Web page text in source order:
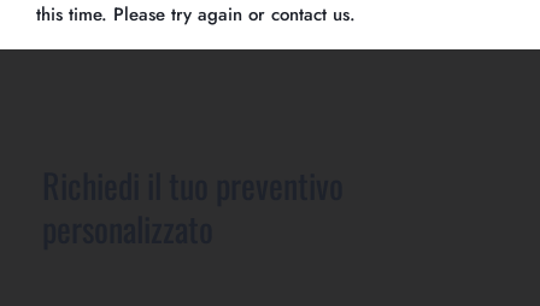
this time. Please try again or contact us.